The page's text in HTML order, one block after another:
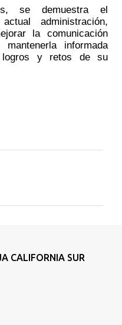
se demuestra el
administración,
la comunicación
informada
logros y retos de su
CALIFORNIA SUR